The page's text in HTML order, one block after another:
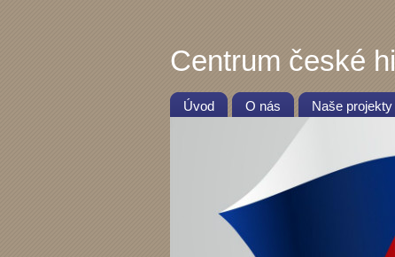
Centrum české
Úvod O nás Naše projekty